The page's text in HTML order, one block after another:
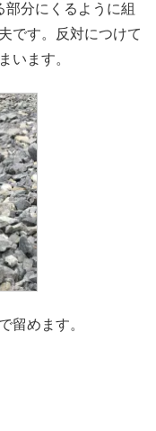
分にくるように組
です。反対につけて
います。
留めます。